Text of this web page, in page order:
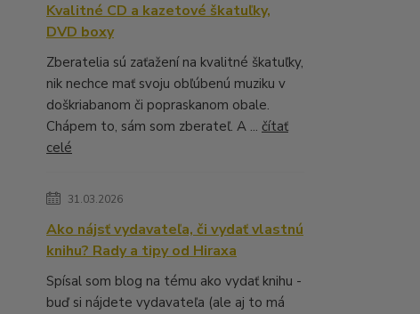
Kvalitné CD a kazetové škatuľky,
DVD boxy
Zberatelia sú zaťažení na kvalitné škatuľky,
nik nechce mať svoju obľúbenú muziku v
doškriabanom či popraskanom obale.
Chápem to, sám som zberateľ. A ... čítať
celé
31.03.2026
Ako nájsť vydavateľa, či vydať vlastnú
knihu? Rady a tipy od Hiraxa
Spísal som blog na tému ako vydať knihu -
buď si nájdete vydavateľa (ale aj to má